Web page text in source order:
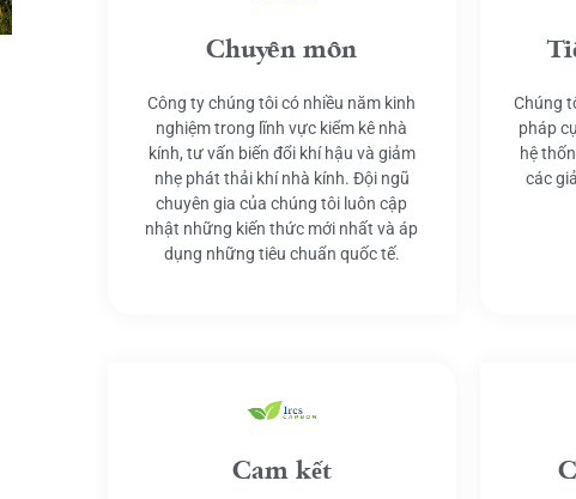
Chuyên môn
Công ty chúng tôi có nhiều năm kinh
nghiệm trong lĩnh vực kiểm kê nhà
kính, tư vấn biến đổi khí hậu và giảm
nhẹ phát thải khí nhà kính. Đội ngũ
chuyên gia của chúng tôi luôn cập
nhật những kiến thức mới nhất và áp
dụng những tiêu chuẩn quốc tế.
Chúng
pháp
hệ
các
Cam kết